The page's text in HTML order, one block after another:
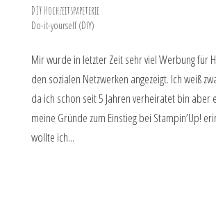
DIY Hochzeitspapeterie
Do-it-yourself (DIY)
Mir wurde in letzter Zeit sehr viel Werbung für
den sozialen Netzwerken angezeigt. Ich weiß
da ich schon seit 5 Jahren verheiratet bin aber
meine Gründe zum Einstieg bei Stampin’Up!
wollte ich...